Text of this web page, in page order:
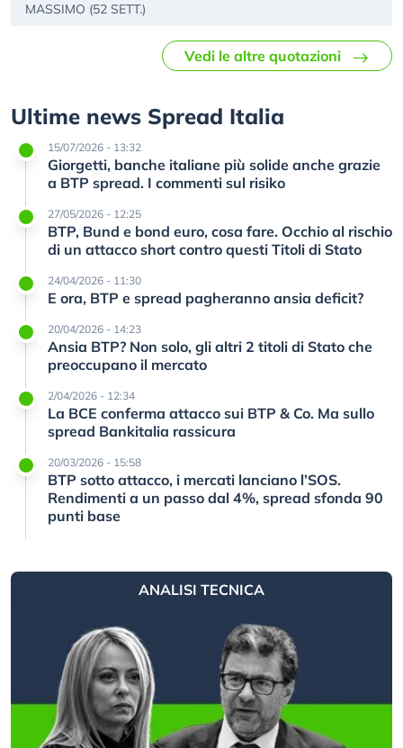
MASSIMO (52 SETT.)
Vedi le altre quotazioni
Ultime news Spread Italia
15/07/2026 - 13:32
Giorgetti, banche italiane più solide anche grazie
a BTP spread. I commenti sul risiko
27/05/2026 - 12:25
BTP, Bund e bond euro, cosa fare. Occhio al rischio
di un attacco short contro questi Titoli di Stato
24/04/2026 - 11:30
E ora, BTP e spread pagheranno ansia deficit?
20/04/2026 - 14:23
Ansia BTP? Non solo, gli altri 2 titoli di Stato che
preoccupano il mercato
2/04/2026 - 12:34
La BCE conferma attacco sui BTP & Co. Ma sullo
spread Bankitalia rassicura
20/03/2026 - 15:58
BTP sotto attacco, i mercati lanciano l’SOS.
Rendimenti a un passo dal 4%, spread sfonda 90
punti base
ANALISI TECNICA